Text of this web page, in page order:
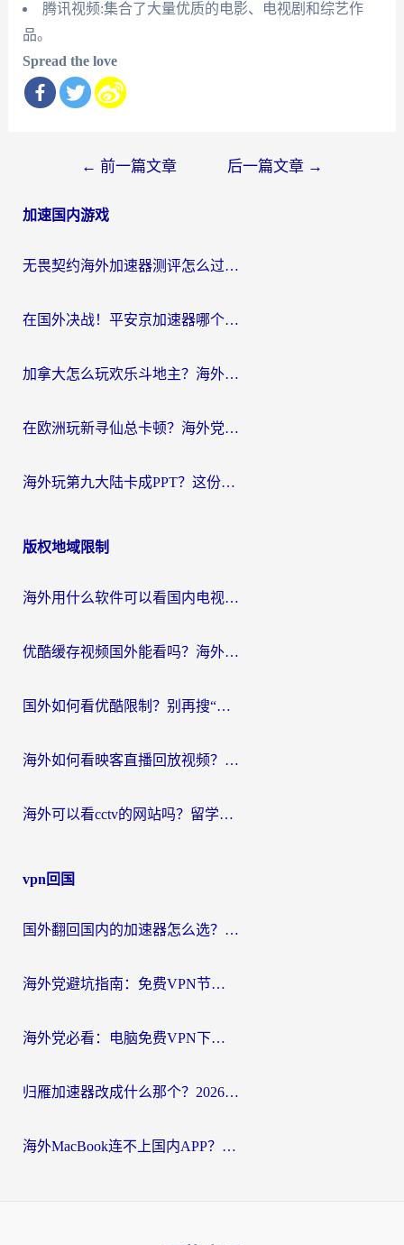
腾讯视频:集合了大量优质的电影、电视剧和综艺作
品。
Spread the love
导
← 前一篇文章 后一篇文章 →
加速国内游戏
无畏契约海外加速器测评怎么过？海外玩家亲测实用指南（附小众技巧）
在国外决战！平安京加速器哪个好用一点？老玩家亲测番茄加速器全解析
加拿大怎么玩欢乐斗地主？海外党国服游戏加速终极指南（附绝地求生未来之役300英雄实测）
在欧洲玩新寻仙总卡顿？海外党必看的国服游戏加速全攻略
海外玩第九大陆卡成PPT？这份网络加速指南帮你丝滑上分
版权地域限制
海外用什么软件可以看国内电视？留学生亲测有效的追剧自由指南
优酷缓存视频国外能看吗？海外党追剧看片的终极解决方案来了
国外如何看优酷限制？别再搜“在日本哪个软件可以看中国电视剧”，这篇教你搞定
海外如何看映客直播回放视频？这份攻略帮你搞定（附腾讯优酷观看技巧）
海外可以看cctv的网站吗？留学生亲测有效的回国追剧方案
vpn回国
国外翻回国内的加速器怎么选？海外党亲测实用指南，告别地域限制
海外党避坑指南：免费VPN节点真的靠谱吗？教你选对回国加速器无缝访问国内资源
海外党必看：电脑免费VPN下载指南+回国加速器选择全攻略，告别地区限制
归雁加速器改成什么那个？2026海外党回国加速全攻略：告别地区限制，轻松刷剧玩游戏
海外MacBook连不上国内APP？选对回国VPN，告别地区限制的烦恼